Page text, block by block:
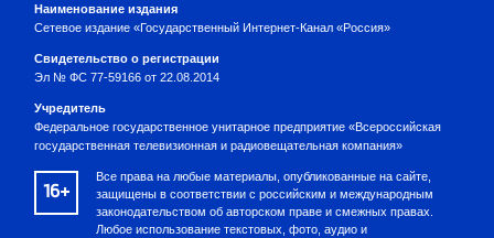
Наименование издания
Сетевое издание «Государственный Интернет-Канал «Россия»
Свидетельство о регистрации
Эл № ФС 77-59166 от 22.08.2014
Учредитель
Федеральное государственное унитарное предприятие «Всероссийская
государственная телевизионная и радиовещательная компания»
16+
Все права на любые материалы, опубликованные на сайте,
защищены в соответствии с российским и международным
законодательством об авторском праве и смежных правах.
Любое использование текстовых, фото, аудио и